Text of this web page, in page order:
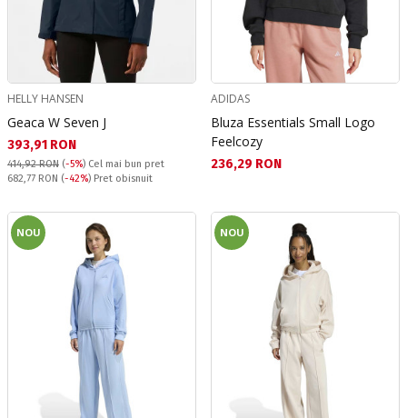
HELLY HANSEN
Geaca W Seven J
Текуща цена:
393,91 RON
414,92 RON (-5%) Cel mai bun pret
Pret obisnuit:
682,77 RON (-42%) Pret obisnuit
ADIDAS
Bluza Essentials Small Logo
Feelcozy
Текуща цена:
236,29 RON
NOU NOU